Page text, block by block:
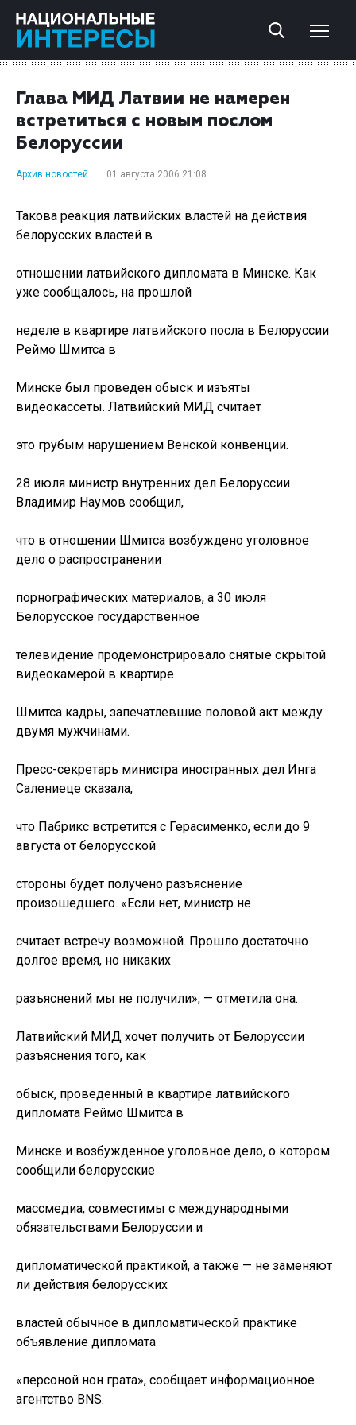
Глава МИД Латвии не намерен
встретиться с новым послом
Белоруссии
Архив новостей 01 августа 2006 21:08
Такова реакция латвийских властей на действия
белорусских властей в
отношении латвийского дипломата в Минске. Как
уже сообщалось, на прошлой
неделе в квартире латвийского посла в Белоруссии
Реймо Шмитса в
Минске был проведен обыск и изъяты
видеокассеты. Латвийский МИД считает
это грубым нарушением Венской конвенции.
28 июля министр внутренних дел Белоруссии
Владимир Наумов сообщил,
что в отношении Шмитса возбуждено уголовное
дело о распространении
порнографических материалов, а 30 июля
Белорусское государственное
телевидение продемонстрировало снятые скрытой
видеокамерой в квартире
Шмитса кадры, запечатлевшие половой акт между
двумя мужчинами.
Пресс-секретарь министра иностранных дел Инга
Салениеце сказала,
что Пабрикс встретится с Герасименко, если до 9
августа от белорусской
стороны будет получено разъяснение
произошедшего. «Если нет, министр не
считает встречу возможной. Прошло достаточно
долгое время, но никаких
разъяснений мы не получили», — отметила она.
Латвийский МИД хочет получить от Белоруссии
разъяснения того, как
обыск, проведенный в квартире латвийского
дипломата Реймо Шмитса в
Минске и возбужденное уголовное дело, о котором
сообщили белорусские
массмедиа, совместимы с международными
обязательствами Белоруссии и
дипломатической практикой, а также — не заменяют
ли действия белорусских
властей обычное в дипломатической практике
объявление дипломата
«персоной нон грата», сообщает информационное
агентство BNS.